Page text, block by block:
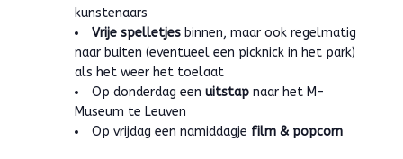
kunstenaars
Vrije spelletjes binnen, maar ook regelmatig
naar buiten (eventueel een picknick in het park)
als het weer het toelaat
Op donderdag eenuitstap naar het M-
Museum te Leuven
Op vrijdag een namiddagje film & popcorn